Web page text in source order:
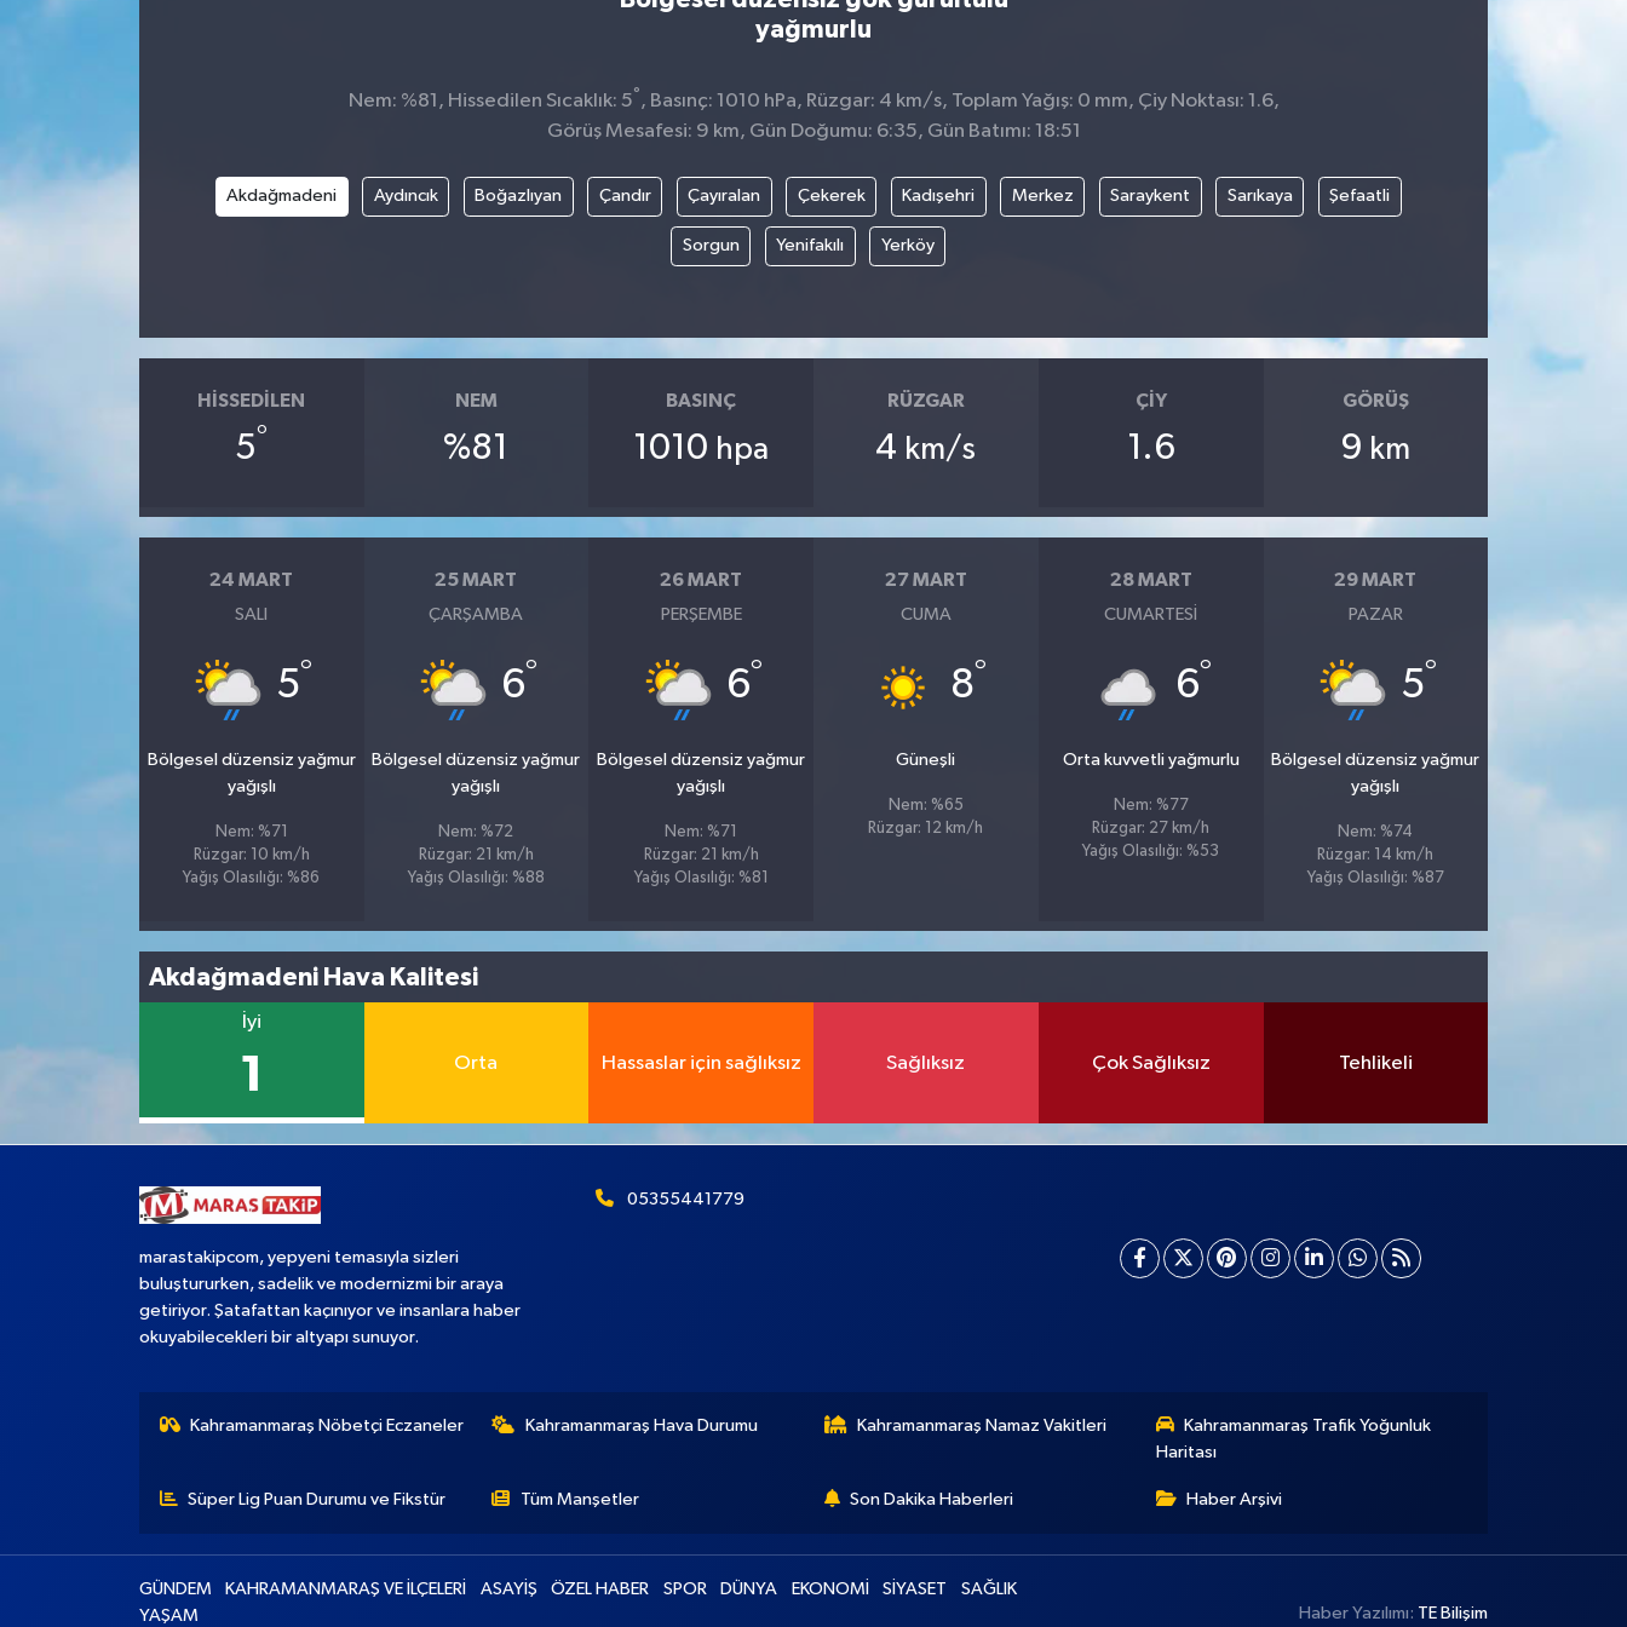
yağmurlu
Nem: %81, Hissedilen Sıcaklık: 5° , Basınç: 1010 hPa, Rüzgar: 4 km/s, Toplam Yağış: 0 mm, Çiy Noktası: 1.6,
Görüş Mesafesi: 9 km, Gün Doğumu: 6:35, Gün Batımı: 18:51
Akdağmadeni Aydıncık Boğazlıyan Çandır Çayıralan Çekerek Kadışehri Merkez Saraykent Sarıkaya Şefaatli
Sorgun Yenifakılı Yerköy
HISSEDILEN
5°
NEM
%81
BASINÇ
1010 hpa
RÜZGAR
4 km/s
ÇIY
1.6
GÖRÜŞ
9 km
24 MART
SALI
5°
Bölgesel düzensiz yağmur
yağışlı
Nem: %71
Rüzgar: 10 km/h
Yağış Olasılığı: %86
25 MART
ÇARŞAMBA
6°
Bölgesel düzensiz yağmur
yağışlı
Nem: %72
Rüzgar: 21 km/h
Yağış Olasılığı: %88
26 MART
PERŞEMBE
6°
Bölgesel düzensiz yağmur
yağışlı
Nem: %71
Rüzgar: 21 km/h
Yağış Olasılığı: %81
27 MART
CUMA
8°
Güneşli
Nem: %65
Rüzgar: 12 km/h
28 MART
CUMARTESI
6°
Orta kuvvetli yağmurlu
Nem: %77
Rüzgar: 27 km/h
Yağış Olasılığı: %53
29 MART
PAZAR
5°
Bölgesel düzensiz yağmur
yağışlı
Nem: %74
Rüzgar: 14 km/h
Yağış Olasılığı: %87
Akdağmadeni Hava Kalitesi
İyi
1 Orta Hassaslar için sağlıksız Sağlıksız Çok Sağlıksız Tehlikeli
marastakipcom, yepyeni temasıyla sizleri
buluştururken, sadelik ve modernizmi bir araya
getiriyor. Şatafattan kaçınıyor ve insanlara haber
okuyabilecekleri bir altyapı sunuyor.
05355441779
Kahramanmaraş Nöbetçi Eczaneler Kahramanmaraş Hava Durumu Kahramanmaraş Namaz Vakitleri
Kahramanmaraş Trafik Yoğunluk
Haritası
Süper Lig Puan Durumu ve Fikstür Tüm Manşetler Son Dakika Haberleri Haber Arşivi
GÜNDEM KAHRAMANMARAŞ VE İLÇELERİ ASAYİŞ ÖZEL HABER SPOR DÜNYA EKONOMİ SİYASET
SAĞLIK
YAŞAM
Haber Yazılımı: TE Bilişim